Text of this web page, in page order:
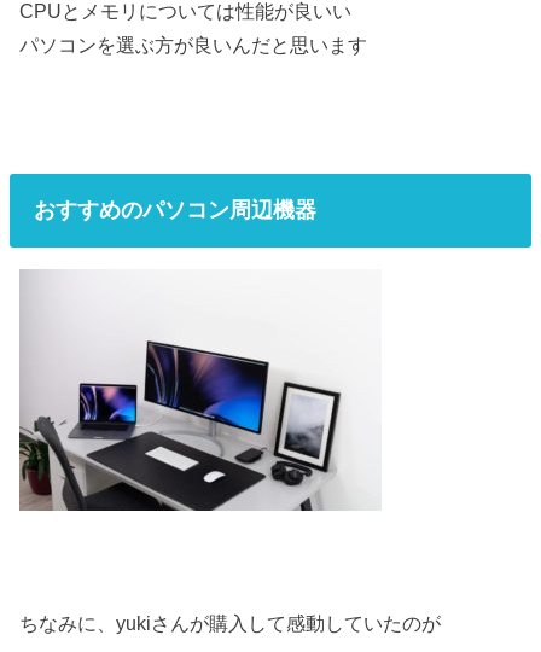
CPUとメモリについては性能が良いい
パソコンを選ぶ方が良いんだと思います
おすすめのパソコン周辺機器
ちなみに、yukiさんが購入して感動していたのが